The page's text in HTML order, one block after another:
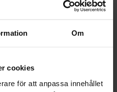
Om
cookies
för att anpassa innehållet
Shades By Niko